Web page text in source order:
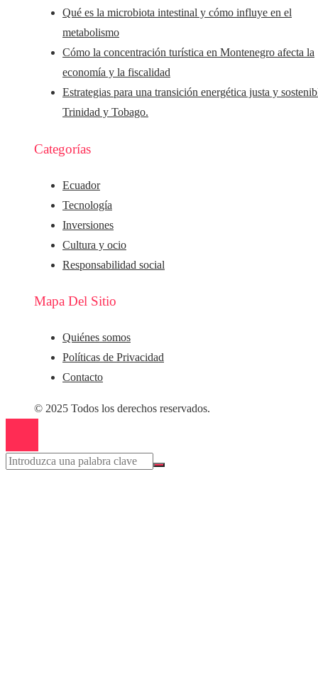
Qué es la microbiota intestinal y cómo influye en el
metabolismo
Cómo la concentración turística en Montenegro afecta la
economía y la fiscalidad
Estrategias para una transición energética justa y
Trinidad y Tobago.
Categorías
Ecuador
Tecnología
Inversiones
Cultura y ocio
Responsabilidad social
Mapa Del Sitio
Quiénes somos
Políticas de Privacidad
Contacto
© 2025 Todos los derechos reservados.